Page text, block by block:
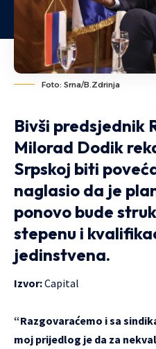
Foto: Srna/B.Zdrinja
Bivši predsjednik
Milorad Dodik
Srpskoj biti
naglasio da je
ponovo bude
stepenu i
jedinstvena.
Izvor:Capital
“Razgovaraćemo i sa
moj prijedlog je da za